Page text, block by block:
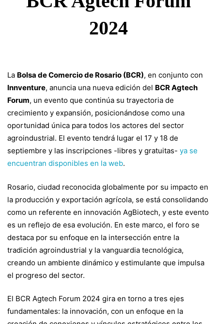
de
innovación:
llega
el
BCR
Agtech
Forum
2024
2024
La Bolsa de Comercio de Rosario (BCR), en conjunto con
Innventure, anuncia una nueva edición del BCR Agtech
Forum, un evento que continúa su trayectoria de
crecimiento y expansión, posicionándose como una
oportunidad única para todos los actores del sector
agroindustrial. El evento tendrá lugar el 17 y 18 de
septiembre y las inscripciones -libres y gratuitas- ya se
encuentran disponibles en la web.
Rosario, ciudad reconocida globalmente por su impacto en
la producción y exportación agrícola, se está consolidando
como un referente en innovación AgBiotech, y este evento
es un reflejo de esa evolución. En este marco, el foro se
destaca por su enfoque en la intersección entre la
tradición agroindustrial y la vanguardia tecnológica,
creando un ambiente dinámico y estimulante que impulsa
el progreso del sector.
El BCR Agtech Forum 2024 gira en torno a tres ejes
fundamentales: la innovación, con un enfoque en la